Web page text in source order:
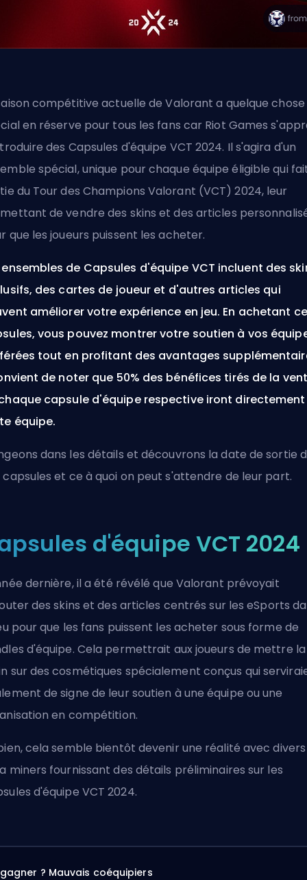
compétitive actuelle de Valorant a quelque chose
en réserve pour tous les fans car Riot Games
des Capsules d'équipe VCT 2024. Il s'agira d'un
spécial, unique pour chaque équipe éligible qui
du Tour des Champions Valorant (VCT) 2024, leur
de vendre des skins et des articles
que les joueurs puissent les acheter.
ensembles de Capsules d'équipe VCT incluent des
des cartes de joueur et d'autres articles qui
améliorer votre expérience en jeu. En achetant
vous pouvez montrer votre soutien à vos
tout en profitant des avantages
de noter que 50% des bénéfices tirés de la
capsule d'équipe respective iront
équipe.
dans les détails et découvrons la date de sortie
capsules et ce à quoi on peut s'attendre de leur part.
d'équipe VCT 2024
dernière, il a été révélé que Valorant prévoyait
des skins et des articles centrés sur les eSports
pour que les fans puissent les acheter sous forme de
d'équipe. Cela permettrait aux joueurs de mettre la
sur des cosmétiques spécialement conçus qui
de signe de leur soutien à une équipe ou une
en compétition.
cela semble bientôt devenir une réalité avec divers
miners fournissant des détails préliminaires sur les
d'équipe VCT 2024.
? Mauvais coéquipiers